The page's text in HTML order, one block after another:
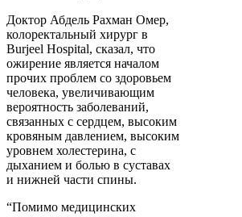
Доктор Абдель Рахман Омер,
колоректальный хирург в
Burjeel Hospital, сказал, что
ожирение является началом
прочих проблем со здоровьем
человека, увеличивающим
вероятность заболеваний,
связанных с сердцем, высоким
кровяным давлением, высоким
уровнем холестерина, с
дыханием и болью в суставах
и нижней части спины.
“Помимо медицинских